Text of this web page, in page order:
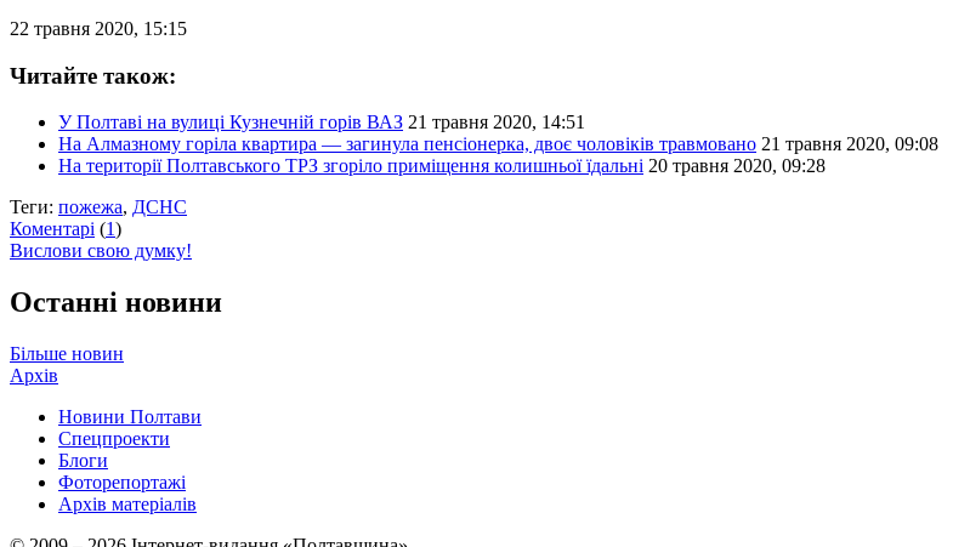
22 травня 2020, 15:15
Читайте також:
У Полтаві на вулиці Кузнечній горів ВАЗ 21 травня 2020, 14:51
На Алмазному горіла квартира — загинула пенсіонерка, двоє чоловіків травмовано 21 травня 2020, 09:08
На території Полтавського ТРЗ згоріло приміщення колишньої їдальні 20 травня 2020, 09:28
Теги: пожежа, ДСНС
Коментарі (1)
Вислови свою думку!
Останні новини
Більше новин
Архів
Новини Полтави
Спецпроекти
Блоги
Фоторепортажі
Архів матеріалів